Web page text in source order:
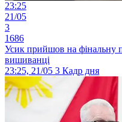
23:25
21/05
3
1686
Усик прийшов на фінальну
вишиванці
23:25, 21/05 3 Кадр дня